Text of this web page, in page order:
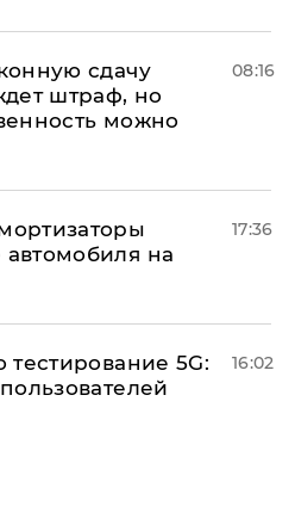
сдачу
штраф, но
можно
08:16
на
17:36
тестирование 5G:
16:02